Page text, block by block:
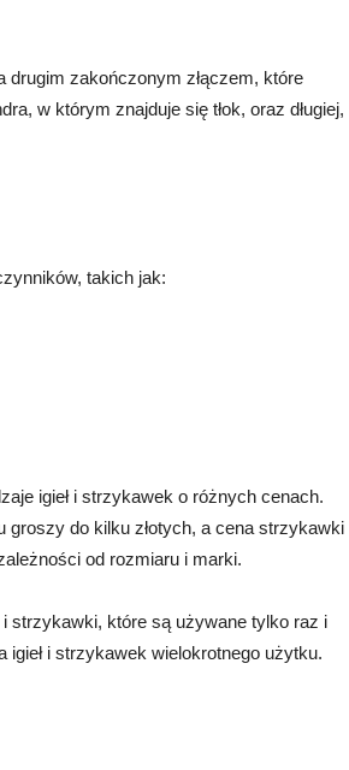
drugim zakończonym złączem, które
w którym znajduje się tłok, oraz długiej,
takich jak:
igieł i strzykawek o różnych cenach.
groszy do kilku złotych, a cena strzykawki
od rozmiaru i marki.
strzykawki, które są używane tylko raz i
i strzykawek wielokrotnego użytku.